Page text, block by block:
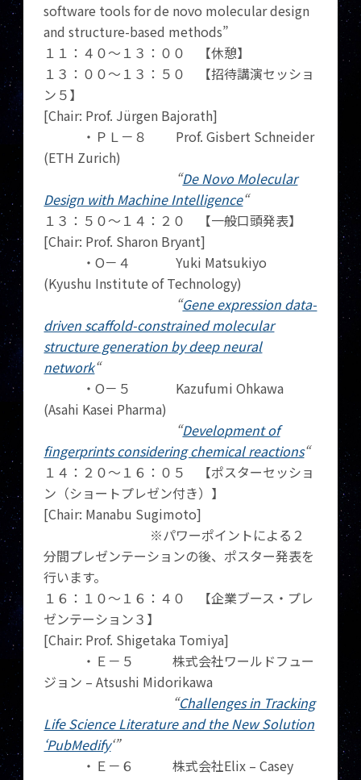
software tools for de novo molecular design
and structure-based methods”
１１：４０～１３：００ 【休憩】
１３：００～１３：５０ 【招待講演セッショ
ン５】
[Chair: Prof. Jürgen Bajorath]
・ＰＬ－８ Prof. Gisbert Schneider
(ETH Zurich)
“De Novo Molecular
Design with Machine Intelligence“
１３：５０～１４：２０ 【一般口頭発表】
[Chair: Prof. Sharon Bryant]
・O－４ Yuki Matsukiyo
(Kyushu Institute of Technology)
“Gene expression data-
driven scaffold-constrained molecular
structure generation by deep neural
network“
・O－５ Kazufumi Ohkawa
(Asahi Kasei Pharma)
“Development of
fingerprints considering chemical reactions“
１４：２０～１６：０５ 【ポスターセッショ
ン（ショートプレゼン付き）】
[Chair: Manabu Sugimoto]
※パワーポイントによる２
分間プレゼンテーションの後、ポスター発表を
行います。
１６：１０～１６：４０ 【企業ブース・プレ
ゼンテーション３】
[Chair: Prof. Shigetaka Tomiya]
・Ｅ－５ 株式会社ワールドフュー
ジョン – Atsushi Midorikawa
“Challenges in Tracking
Life Science Literature and the New Solution
‘PubMedify‘”
・Ｅ－６ 株式会社Elix – Casey